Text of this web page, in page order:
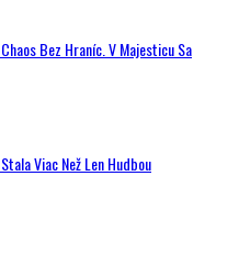
Bez Hraníc. V Majesticu Sa
Viac Než Len Hudbou